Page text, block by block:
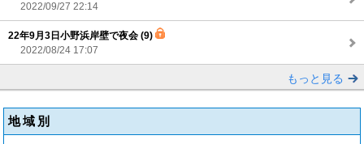
2022/09/27 22:14
22年9月3日小野浜岸壁で夜会 (9)
2022/08/24 17:07
もっと見る
地域別